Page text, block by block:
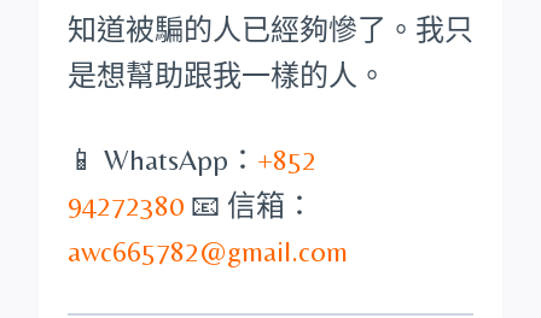
知道被騙的人已經夠慘了。我只
是想幫助跟我一樣的人。
📱 WhatsApp： +852
94272380 📧 信箱：
awc665782@gmail.com